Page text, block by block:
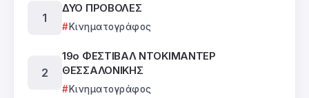
ΔΥΟ ΠΡΟΒΟΛΕΣ
Κινηματογράφος
19ο ΦΕΣΤΙΒΑΛ ΝΤΟΚΙΜΑΝΤΕΡ
ΘΕΣΣΑΛΟΝΙΚΗΣ
Κινηματογράφος